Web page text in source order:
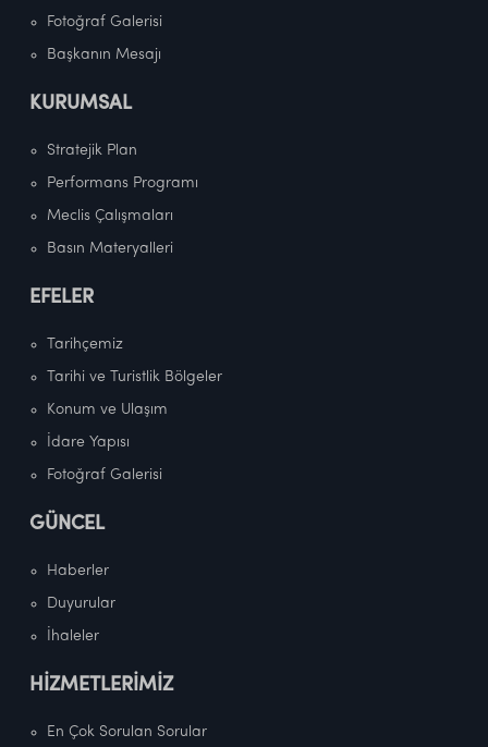
Fotoğraf Galerisi
Başkanın Mesajı
KURUMSAL
Stratejik Plan
Performans Programı
Meclis Çalışmaları
Basın Materyalleri
EFELER
Tarihçemiz
Tarihi ve Turistlik Bölgeler
Konum ve Ulaşım
İdare Yapısı
Fotoğraf Galerisi
GÜNCEL
Haberler
Duyurular
İhaleler
HİZMETLERİMİZ
En Çok Sorulan Sorular